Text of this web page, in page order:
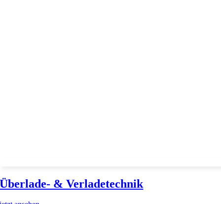
Überlade- & Verladetechnik